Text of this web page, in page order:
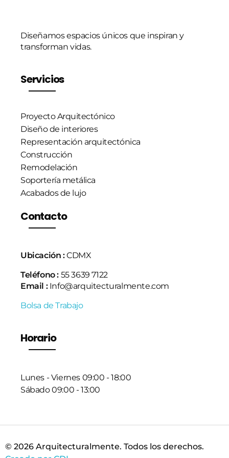
Diseñamos espacios únicos que inspiran y
transforman vidas.
Servicios
Proyecto Arquitectónico
Diseño de interiores
Representación arquitectónica
Construcción
Remodelación
Soportería metálica
Acabados de lujo
Contacto
Ubicación :CDMX
Teléfono : 55 3639 7122
Email :Info@arquitecturalmente.com
Bolsa de Trabajo
Horario
Lunes - Viernes 09:00 - 18:00
Sábado 09:00 - 13:00
© 2026 Arquitecturalmente. Todos los derechos.